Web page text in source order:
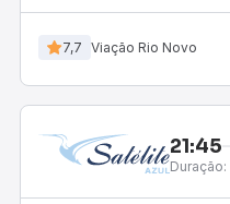
7,7 Viação Rio Novo
21:45
Duração: